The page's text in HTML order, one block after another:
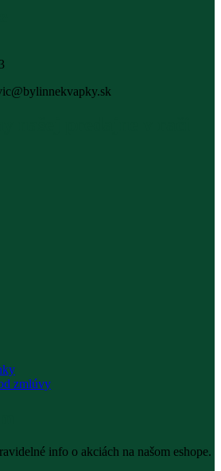
zmlúvy
info o akciách na našom eshope.